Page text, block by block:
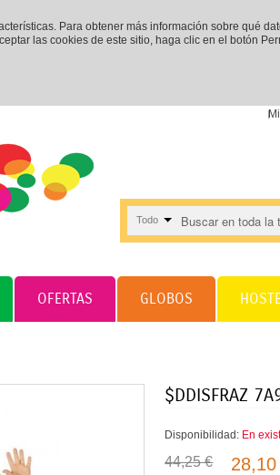
Para obtener más información sobre qué
las cookies de este sitio, haga clic en el botón
Todo
OFERTAS GLOBOS
$DDISFRAZ
Disponibilidad: En
44,25 €